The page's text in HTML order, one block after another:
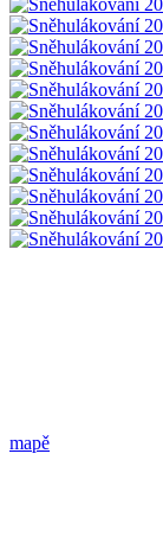
mapě